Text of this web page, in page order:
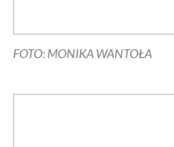
FOTO: MONIKA WANTOŁA